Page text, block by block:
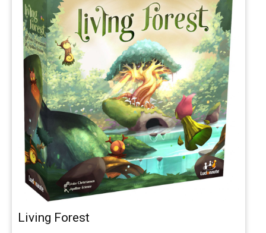
Living Forest